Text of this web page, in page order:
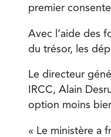
premier
Avec l’aide des
du trésor, les
Le directeur
IRCC, Alain
option moins
« Le ministère a